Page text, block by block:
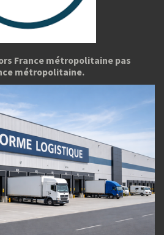
France métropolitaine pas
métropolitaine.